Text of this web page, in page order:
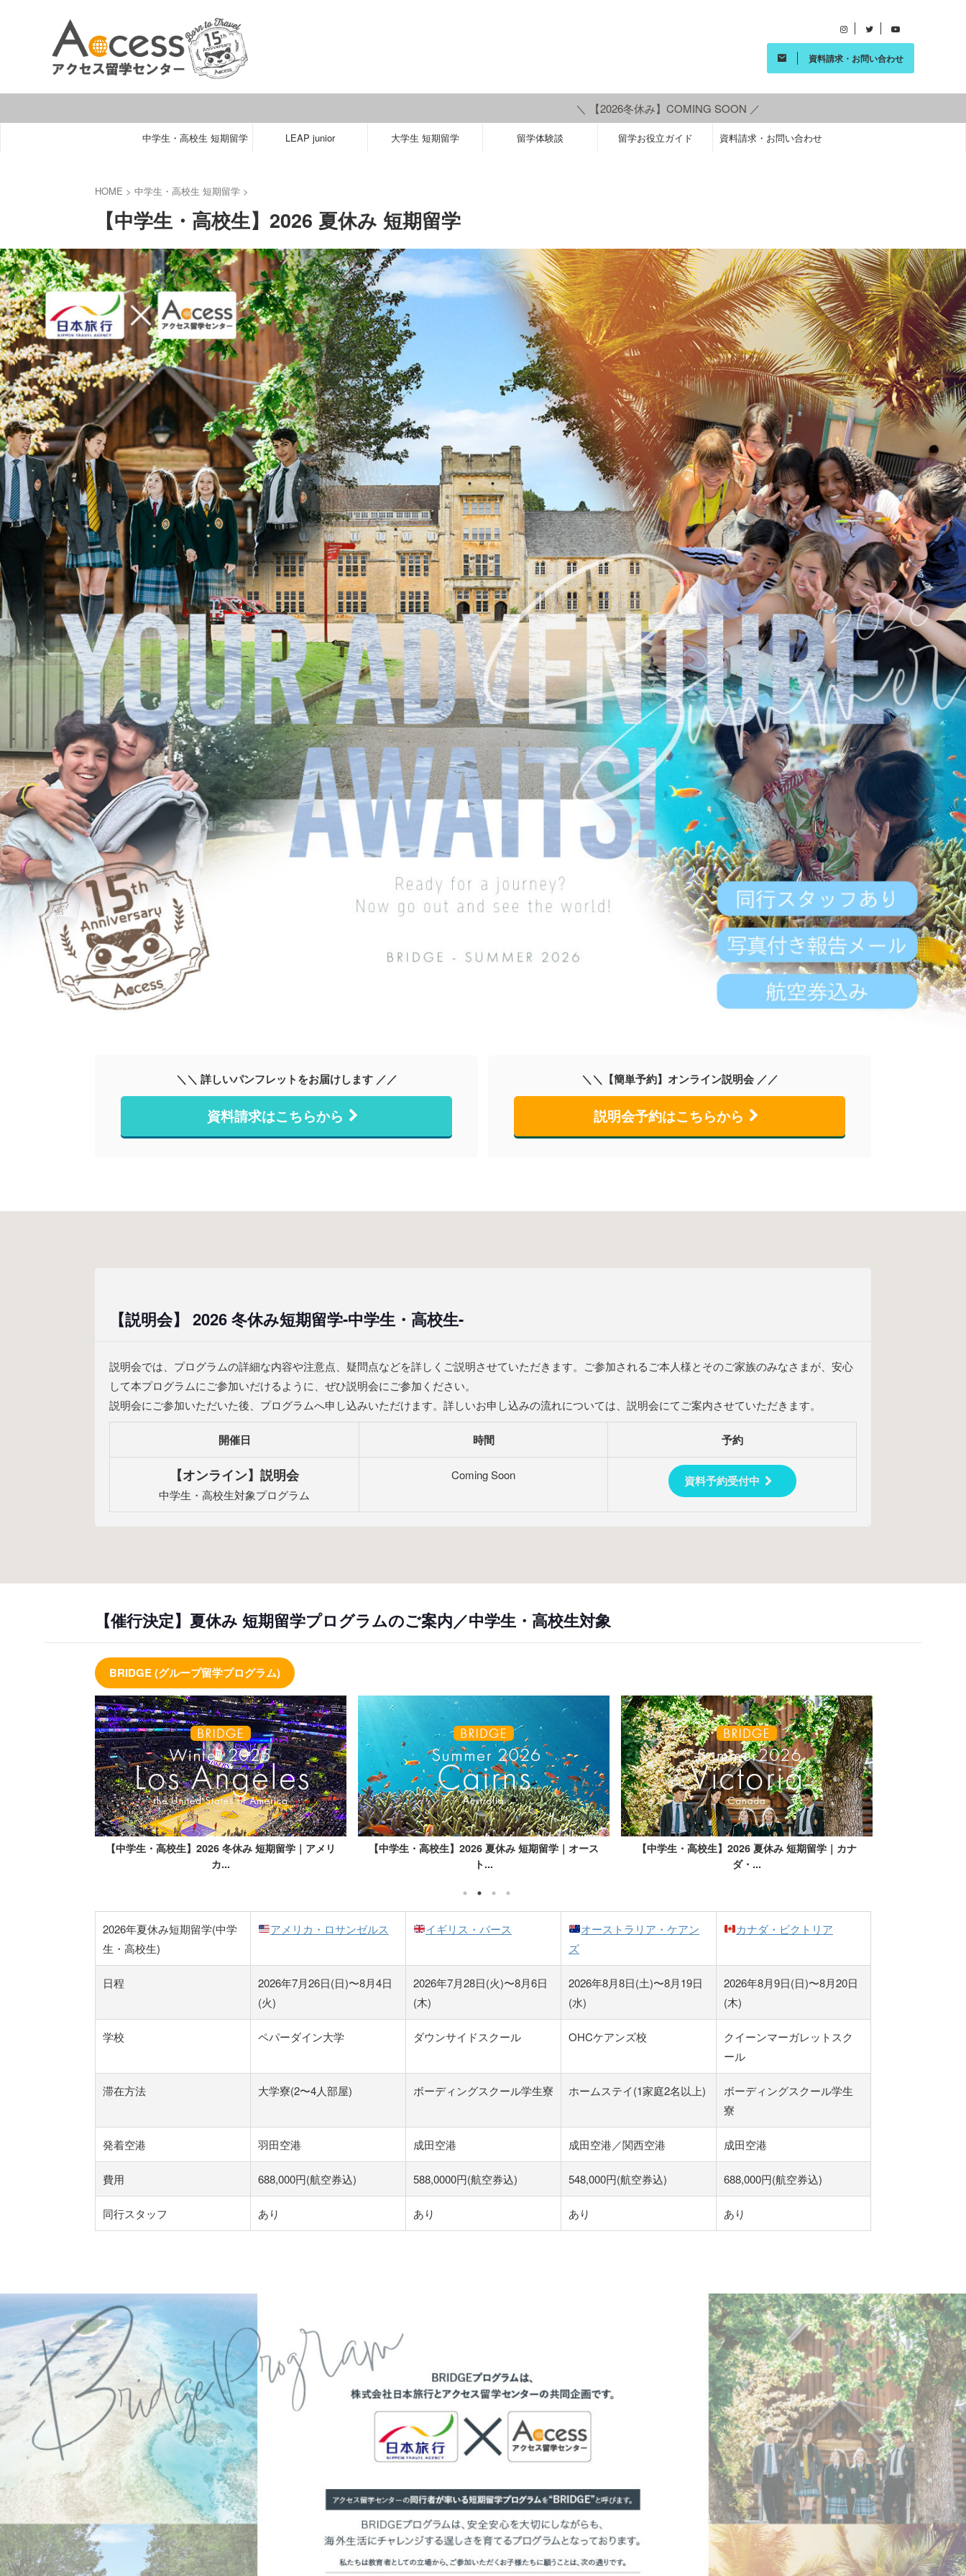
資料請求・お問い合わせ
＼ 【2026冬休み】COMING SOON ／
中学生・高校生 短期留学 LEAP junior 大学生 短期留学 留学体験談 留学お役立ガイド 資料請求・お問い合わせ
HOME > 中学生・高校生 短期留学 >
【中学生・高校生】2026 夏休み 短期留学
＼＼ 詳しいパンフレットをお届けします ／／
資料請求はこちらから
＼＼【簡単予約】オンライン説明会 ／／
説明会予約はこちらから
【説明会】 2026 冬休み短期留学-中学生・高校生-
説明会では、プログラムの詳細な内容や注意点、疑問点などを詳しくご説明させていただきます。ご参加されるご本人様とそのご家族のみなさまが、安心
して本プログラムにご参加いだけるように、ぜひ説明会にご参加ください。
説明会にご参加いただいた後、プログラムへ申し込みいただけます。詳しいお申し込みの流れについては、説明会にてご案内させていただきます。
開催日 時間 予約
【オンライン】説明会
中学生・高校生対象プログラム
Coming Soon 資料予約受付中
【催行決定】夏休み 短期留学プログラムのご案内／中学生・高校生対象
BRIDGE (グループ留学プログラム)
【中学生・高校生】2026 夏休み 短期留学｜オース
ト...
【中学生・高校生】2026 夏休み 短期留学｜カナ
ダ・...
【中学生・高校生】2026 冬休み 短期留学｜イギリ
ス...
2026年夏休み短期留学(中学
生・高校生)
アメリカ・ロサンゼルス イギリス・バース
オーストラリア・ケアン
ズ
カナダ・ビクトリア
日程
2026年7月26日(日)〜8月4日
(火)
2026年7月28日(火)〜8月6日
(木)
2026年8月8日(土)〜8月19日
(水)
2026年8月9日(日)〜8月20日
(木)
学校 ペパーダイン大学 ダウンサイドスクール OHCケアンズ校
クイーンマーガレットスク
ール
滞在方法 大学寮(2〜4人部屋) ボーディングスクール学生寮 ホームステイ(1家庭2名以上)
ボーディングスクール学生
寮
発着空港 羽田空港 成田空港 成田空港／関西空港 成田空港
費用 688,000円(航空券込) 588,0000円(航空券込) 548,000円(航空券込) 688,000円(航空券込)
同行スタッフ あり あり あり あり